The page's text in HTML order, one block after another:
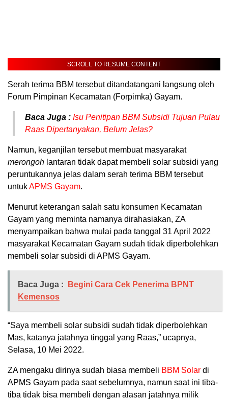
SCROLL TO RESUME CONTENT
Serah terima BBM tersebut ditandatangani langsung oleh
Forum Pimpinan Kecamatan (Forpimka) Gayam.
Baca Juga : Isu Penitipan BBM Subsidi Tujuan Pulau
Raas Dipertanyakan, Belum Jelas?
Namun, keganjilan tersebut membuat masyarakat
merongoh lantaran tidak dapat membeli solar subsidi yang
peruntukannya jelas dalam serah terima BBM tersebut
untukAPMS Gayam.
Menurut keterangan salah satu konsumen Kecamatan
Gayam yang meminta namanya dirahasiakan, ZA
menyampaikan bahwa mulai pada tanggal 31 April 2022
masyarakat Kecamatan Gayam sudah tidak diperbolehkan
membeli solar subsidi di APMS Gayam.
Baca Juga :
Begini Cara Cek Penerima BPNT
Kemensos
“Saya membeli solar subsidi sudah tidak diperbolehkan
Mas, katanya jatahnya tinggal yang Raas,” ucapnya,
Selasa, 10 Mei 2022.
ZA mengaku dirinya sudah biasa membeli BBM Solar di
APMS Gayam pada saat sebelumnya, namun saat ini tiba-
tiba tidak bisa membeli dengan alasan jatahnya milik